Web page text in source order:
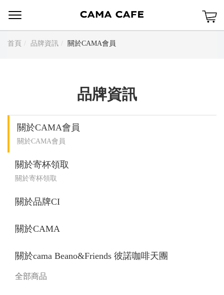
首頁 品牌資訊 關於CAMA會員
品牌資訊
關於CAMA會員
關於CAMA會員
關於寄杯領取
關於寄杯領取
關於品牌CI
關於CAMA
關於cama Beano&Friends 彼諾咖啡天團
全部商品